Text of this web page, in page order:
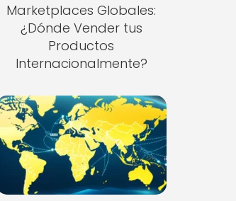
Marketplaces Globales:
¿Dónde Vender tus
Productos
Internacionalmente?